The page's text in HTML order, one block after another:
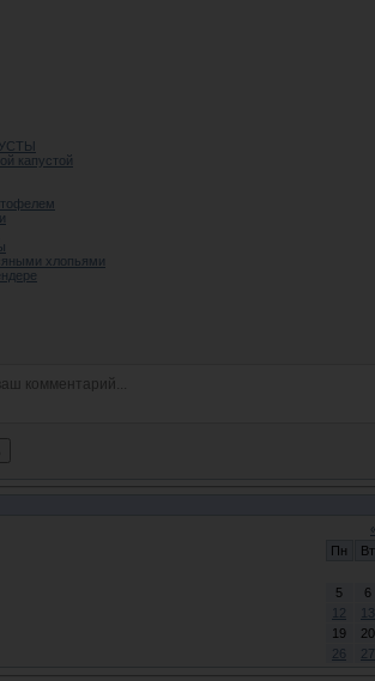
капустой
хлопьями
Пн
Вт
5
6
12
13
19
20
26
27